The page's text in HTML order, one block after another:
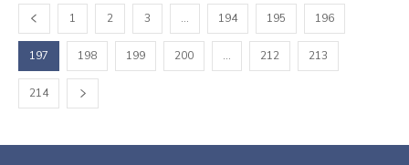
1 2 3 … 194 195 196
197 198 199 200 … 212 213
214